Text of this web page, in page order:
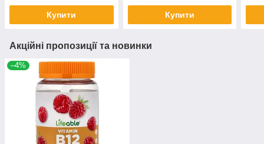
Купити Купити
Акційні пропозиції та новинки
–4%